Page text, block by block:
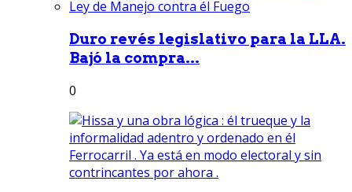
Duro revés legislativo para la LLA.
Bajó la compra...
0